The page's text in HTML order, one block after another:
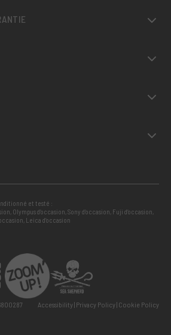
et testé :
, Olympus d’occasion,Sony d’occasion, Fuji d’occasion,
, Leica d’occasion
Accessibility Privacy Policy Cookie Policy